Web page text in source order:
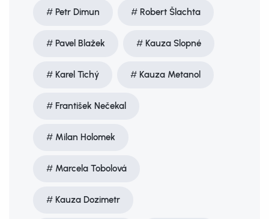
Petr Dimun Robert Šlachta
Pavel Blažek Kauza Slopné
Karel Tichý Kauza Metanol
František Nečekal
Milan Holomek
Marcela Tobolová
Kauza Dozimetr